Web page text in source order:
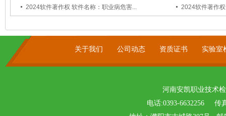
2024软件著作权 软件名称：职业病危害...
2024软件著作
关于我们 公司动态 资质证书 实验室
河南安凯职业技术
电话:0393-6632256 传